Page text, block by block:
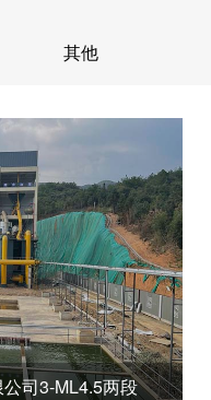
其他
司3-ML4.5两段